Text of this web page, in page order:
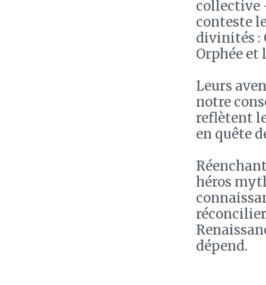
collective
conteste
divinités :
Orphée et
Leurs
notre
reflètent
en quête
héros
dépend.